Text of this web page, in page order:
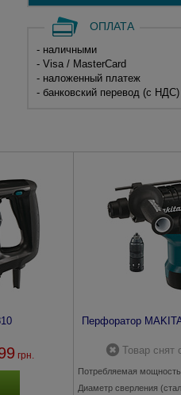
ОПЛАТА
- наличными
- Visa / MasterCard
- наложенный платеж
- банковский перевод (с НДС)
грн.
Перфоратор
Товар снят
Потребляемая
Диаметр сверления